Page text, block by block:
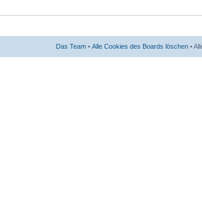
Das Team • Alle Cookies des Boards löschen •